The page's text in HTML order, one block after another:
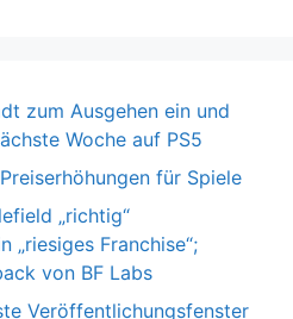
zum Ausgehen ein und
Woche auf PS5
für Spiele
„richtig“
„riesiges Franchise“;
von BF Labs
Veröffentlichungsfenster